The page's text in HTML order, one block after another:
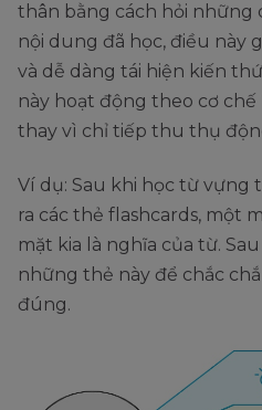
thân bằng cách hỏi những
nội dung đã học, điều này
và dễ dàng tái hiện kiến
này hoạt động theo cơ chế
thay vì chỉ tiếp thu thụ
Ví dụ: Sau khi học từ vựng
ra các thẻ flashcards, một
mặt kia là nghĩa của từ.
những thẻ này để chắc
đúng.